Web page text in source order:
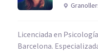
Licenciada en
Barcelona.